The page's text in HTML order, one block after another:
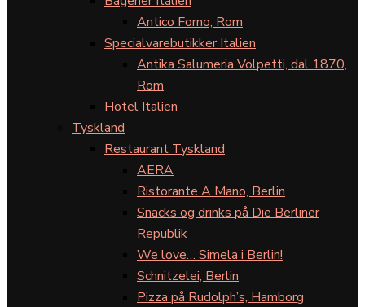
Antico Forno, Rom
Specialvarebutikker Italien
Antika Salumeria Volpetti, dal 1870,
Rom
Hotel Italien
Tyskland
Restaurant Tyskland
AERA
Ristorante A Mano, Berlin
Snacks og drinks på Die Berliner
Republik
We love… Simela i Berlin!
Schnitzelei, Berlin
Pizza på Rudolph’s, Hamborg